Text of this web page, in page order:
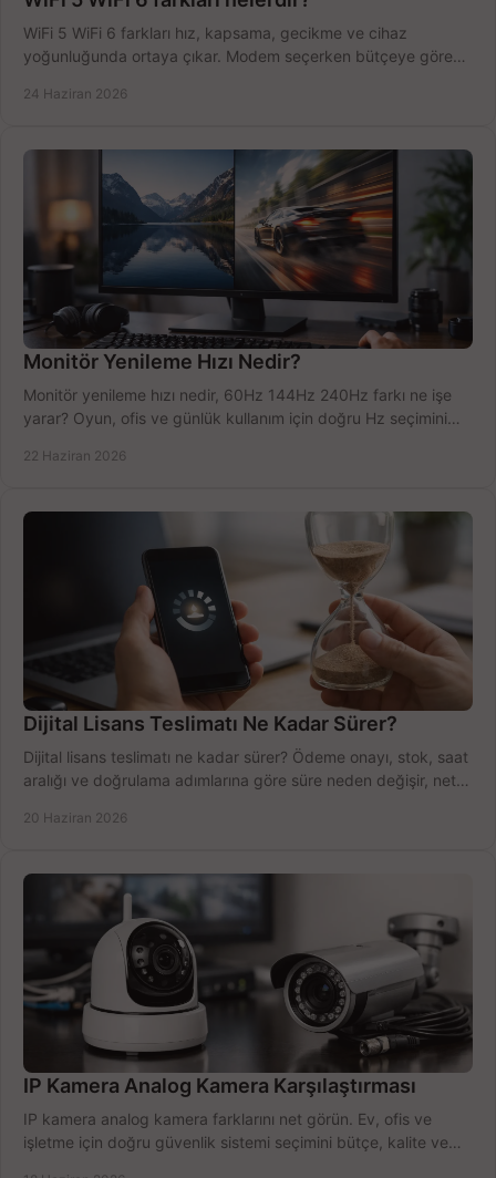
WiFi 5 WiFi 6 farkları hız, kapsama, gecikme ve cihaz
yoğunluğunda ortaya çıkar. Modem seçerken bütçeye göre
24 Haziran 2026
Monitör Yenileme Hızı Nedir?
Monitör yenileme hızı nedir, 60Hz 144Hz 240Hz farkı ne işe
yarar? Oyun, ofis ve günlük kullanım için doğru Hz seçimini
22 Haziran 2026
Dijital Lisans Teslimatı Ne Kadar Sürer?
Dijital lisans teslimatı ne kadar sürer? Ödeme onayı, stok, saat
aralığı ve doğrulama adımlarına göre süre neden değişir, net
20 Haziran 2026
IP Kamera Analog Kamera Karşılaştırması
IP kamera analog kamera farklarını net görün. Ev, ofis ve
işletme için doğru güvenlik sistemi seçimini bütçe, kalite ve